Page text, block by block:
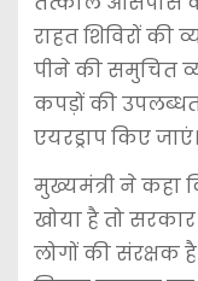
राहत शिविरों की
पीने की समुचित
कपड़ों की
एयरड्राप किए जाएं।
मुख्यमंत्री ने कहा
खोया है तो
लोगों की संरक्षक